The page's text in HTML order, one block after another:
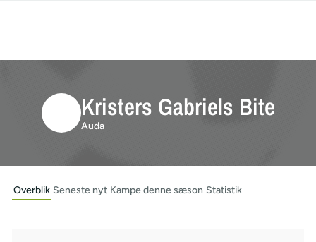
Kristers Gabriels Bite
Auda
Overblik Seneste nyt Kampe denne sæson Statistik